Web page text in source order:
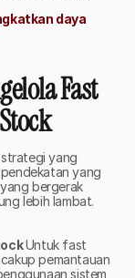
daya
Fast
yang
yang
bergerak
lebih lambat.
Untuk fast
pemantauan
sistem